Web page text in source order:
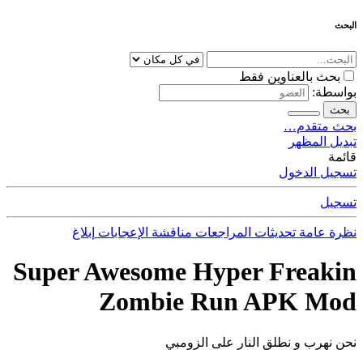
البحث
بحث بالعناوين فقط
بواسطة:
بحث
بحث متقدم…
تبديل المظهر
قائمة
تسجيل الدخول
تسجيل
نظرة عامة تحديثات المراجعات مناقشة الإعجابات إبلاغ
Super Awesome Hyper Freakin
Zombie Run APK Mod
نحن نهرب و نطلق النار على الزومبي